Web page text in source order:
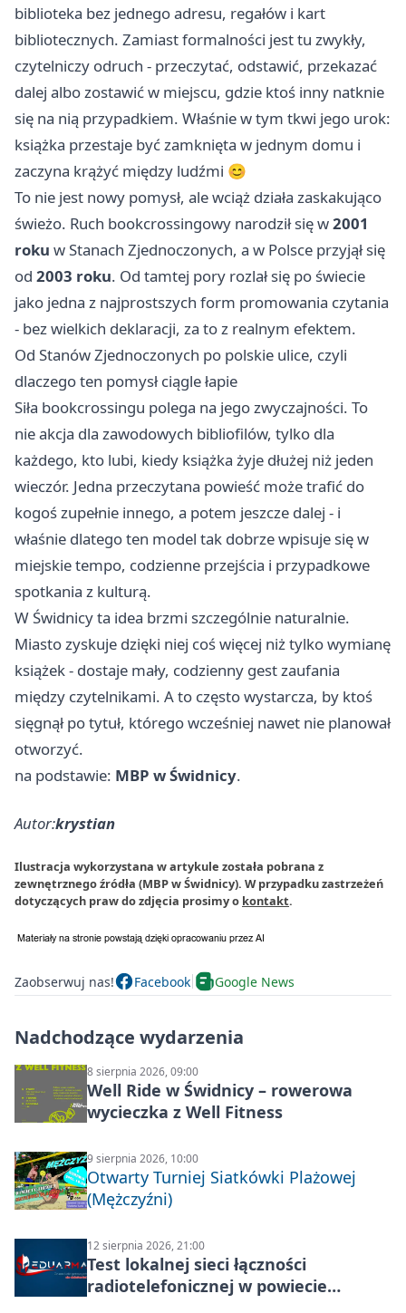
biblioteka bez jednego adresu, regałów i kart
bibliotecznych. Zamiast formalności jest tu zwykły,
czytelniczy odruch - przeczytać, odstawić, przekazać
dalej albo zostawić w miejscu, gdzie ktoś inny natknie
się na nią przypadkiem. Właśnie w tym tkwi jego urok:
książka przestaje być zamknięta w jednym domu i
zaczyna krążyć między ludźmi 😊
To nie jest nowy pomysł, ale wciąż działa zaskakująco
świeżo. Ruch bookcrossingowy narodził się w2001
roku w Stanach Zjednoczonych, a w Polsce przyjął się
od 2003 roku. Od tamtej pory rozlał się po świecie
jako jedna z najprostszych form promowania czytania
- bez wielkich deklaracji, za to z realnym efektem.
Od Stanów Zjednoczonych po polskie ulice, czyli
dlaczego ten pomysł ciągle łapie
Siła bookcrossingu polega na jego zwyczajności. To
nie akcja dla zawodowych bibliofilów, tylko dla
każdego, kto lubi, kiedy książka żyje dłużej niż jeden
wieczór. Jedna przeczytana powieść może trafić do
kogoś zupełnie innego, a potem jeszcze dalej - i
właśnie dlatego ten model tak dobrze wpisuje się w
miejskie tempo, codzienne przejścia i przypadkowe
spotkania z kulturą.
W Świdnicy ta idea brzmi szczególnie naturalnie.
Miasto zyskuje dzięki niej coś więcej niż tylko wymianę
książek - dostaje mały, codzienny gest zaufania
między czytelnikami. A to często wystarcza, by ktoś
sięgnął po tytuł, którego wcześniej nawet nie planował
otworzyć.
na podstawie: MBP w Świdnicy.
Autor:krystian
Ilustracja wykorzystana w artykule została pobrana z
zewnętrznego źródła (MBP w Świdnicy). W przypadku zastrzeżeń
dotyczących praw do zdjęcia prosimy o kontakt.
Zaobserwuj nas! Facebook Google News
Nadchodzące wydarzenia
8 sierpnia 2026, 09:00
Well Ride w Świdnicy – rowerowa
wycieczka z Well Fitness
9 sierpnia 2026, 10:00
Otwarty Turniej Siatkówki Plażowej
(Mężczyźni)
12 sierpnia 2026, 21:00
Test lokalnej sieci łączności
radiotelefonicznej w powiecie